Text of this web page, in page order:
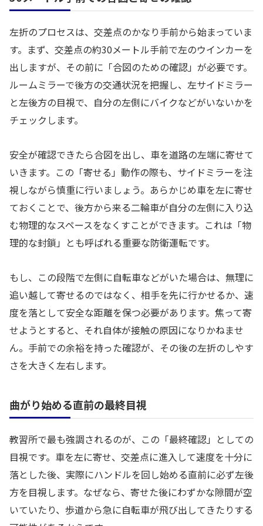
左折のプロセスは、交差点のかなり手前から始まっていま
す。まず、交差点の約30メートル手前で左のウインカーを
出しますが、その前に「合図のための確認」が必要です。
ルームミラーで後方の交通状況を把握し、左サイドミラー
と左後方の目視で、自分の左側にバイクなどがいないかを
チェックします。
安全が確認できたら合図を出し、車を道路の左端に寄せて
いきます。この「寄せる」動作の際も、サイドミラーを注
視しながら慎重に行いましょう。あらかじめ車を左に寄せ
ておくことで、後方から来る二輪車が自分の左側に入り込
む物理的なスペースをなくすことができます。これは「物
理的な封鎖」とも呼ばれる重要な防衛運転です。
もし、この段階で左側に自転車などがいた場合は、無理に
追い越して寄せるのではなく、相手を先に行かせるか、速
度を落として安全な距離を保つ必要があります。焦って寄
せようとすると、それ自体が接触の原因になりかねませ
ん。手前での余裕を持った確認が、その後の左折のしやす
さを大きく左右します。
曲がり始める直前の最終目視
教習所で最も強調されるのが、この「最終確認」としての
目視です。車を左に寄せ、交差点に進入して速度を十分に
落とした後、実際にハンドルを回し始める直前に必ず左後
方を目視します。なぜなら、寄せた後にわずかな隙間が空
いていたり、歩道から急に自転車が飛び出してきたりする